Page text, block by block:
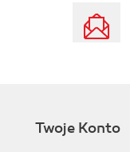
Twoje Konto